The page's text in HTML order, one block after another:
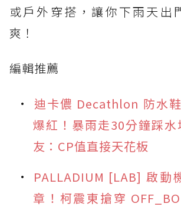
或戶外穿搭，讓你下雨天出
爽！
編輯推薦
迪卡儂 Decathlon 防水
爆紅！暴雨走30分鐘踩
友：CP值直接天花板
PALLADIUM [LAB] 啟動
章！柯震東搶穿